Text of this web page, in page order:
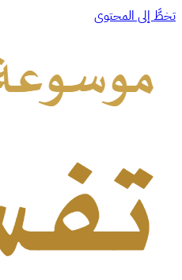
تخطَّ إلى المحتوى